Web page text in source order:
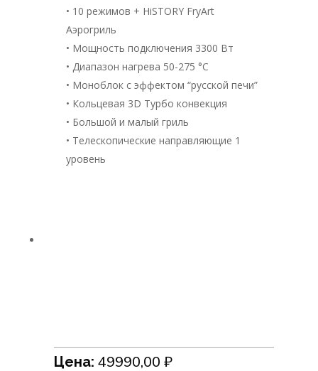
• 10 режимов + HiSTORY FryArt
Аэрогриль
• Мощность подключения 3300 Вт
• Диапазон нагрева 50-275 °С
• Моноблок с эффектом “русской печи”
• Кольцевая 3D Турбо конвекция
• Большой и малый гриль
• Телескопические направляющие 1
уровень
Цена:49990,00₽